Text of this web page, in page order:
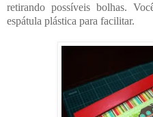
retirando possíveis bolhas.
espátula plástica para facilitar.